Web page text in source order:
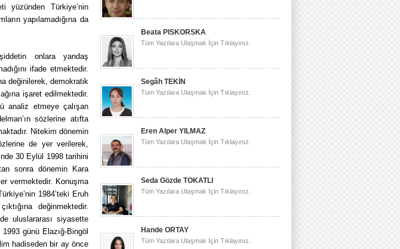
yüzünden Türkiye’nin
yapılamadığına da
onlara yandaş
ifade etmektedir.
değinilerek, demokratik
işaret edilmektedir.
analiz etmeye çalışan
sözlerine atıfta
Nitekim dönemin
de yer verilerek,
30 Eylül 1998 tarihini
sonra dönemin Kara
vermektedir. Konuşma
1984’teki Eruh
değinmektedir.
uluslararası siyasette
günü Elazığ-Bingöl
hadiseden bir ay önce
Beata PISKORSKA
Tüm Yazılara Ulaşmak İçin Tıklayınız.
Segâh TEKİN
Tüm Yazılara Ulaşmak İçin Tıklayınız.
Eren Alper YILMAZ
Tüm Yazılara Ulaşmak İçin Tıklayınız.
Seda Gözde TOKATLI
Tüm Yazılara Ulaşmak İçin Tıklayınız.
Hande ORTAY
Tüm Yazılara Ulaşmak İçin Tıklayınız.